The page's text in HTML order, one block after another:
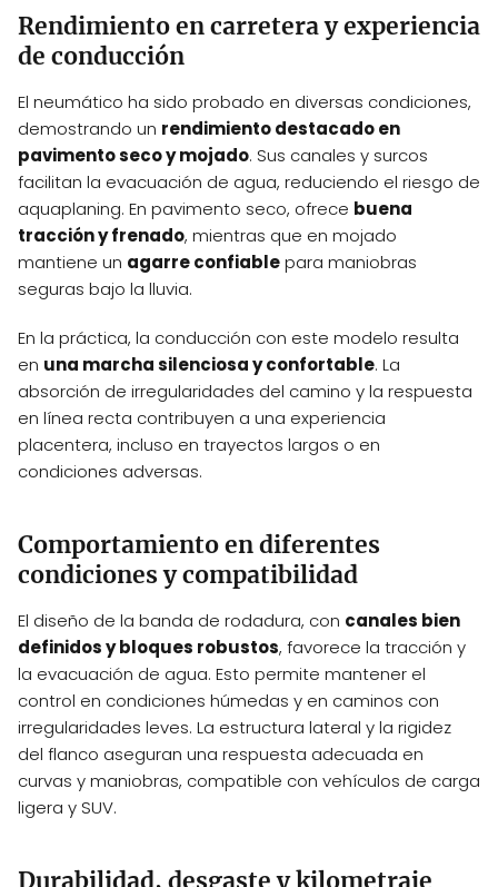
Rendimiento en carretera y experiencia
de conducción
El neumático ha sido probado en diversas condiciones,
demostrando un rendimiento destacado en
pavimento seco y mojado. Sus canales y surcos
facilitan la evacuación de agua, reduciendo el riesgo de
aquaplaning. En pavimento seco, ofrece buena
tracción y frenado, mientras que en mojado
mantiene un agarre confiablepara maniobras
seguras bajo la lluvia.
En la práctica, la conducción con este modelo resulta
en una marcha silenciosa y confortable. La
absorción de irregularidades del camino y la respuesta
en línea recta contribuyen a una experiencia
placentera, incluso en trayectos largos o en
condiciones adversas.
Comportamiento en diferentes
condiciones y compatibilidad
El diseño de la banda de rodadura, con canales bien
definidos y bloques robustos, favorece la tracción y
la evacuación de agua. Esto permite mantener el
control en condiciones húmedas y en caminos con
irregularidades leves. La estructura lateral y la rigidez
del flanco aseguran una respuesta adecuada en
curvas y maniobras, compatible con vehículos de carga
ligera y SUV.
Durabilidad, desgaste y kilometraje